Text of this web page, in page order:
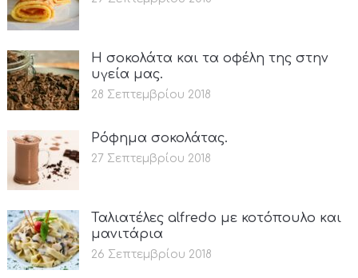
Η σοκολάτα και τα οφέλη της στην
υγεία μας.
28 Σεπτεμβρίου 2018
Ρόφημα σοκολάτας.
27 Σεπτεμβρίου 2018
Ταλιατέλες alfredo με κοτόπουλο και
μανιτάρια
26 Σεπτεμβρίου 2018